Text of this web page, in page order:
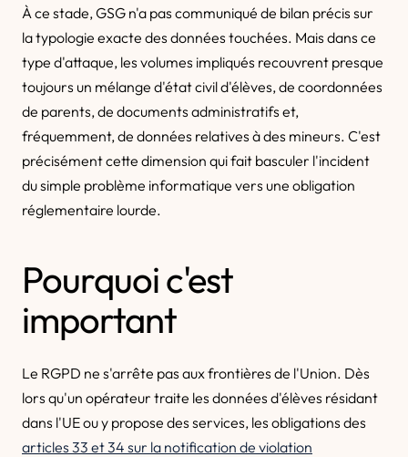
À ce stade, GSG n'a pas communiqué de bilan précis sur
la typologie exacte des données touchées. Mais dans ce
type d'attaque, les volumes impliqués recouvrent presque
toujours un mélange d'état civil d'élèves, de coordonnées
de parents, de documents administratifs et,
fréquemment, de données relatives à des mineurs. C'est
précisément cette dimension qui fait basculer l'incident
du simple problème informatique vers une obligation
réglementaire lourde.
Pourquoi c'est
important
Le RGPD ne s'arrête pas aux frontières de l'Union. Dès
lors qu'un opérateur traite les données d'élèves résidant
dans l'UE ou y propose des services, les obligations des
articles 33 et 34 sur la notification de violation